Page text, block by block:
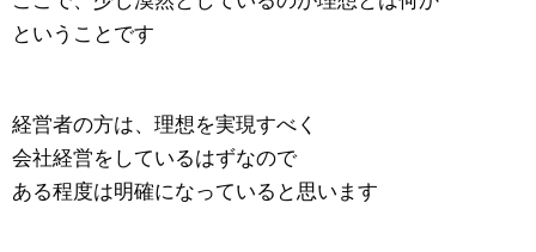
ということです
経営者の方は、理想を実現すべく
会社経営をしているはずなので
ある程度は明確になっていると思います